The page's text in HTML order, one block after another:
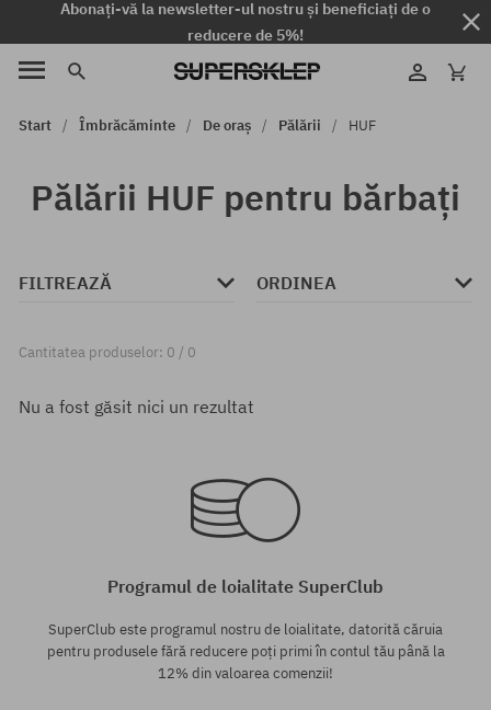
Abonați-vă la newsletter-ul nostru și beneficiați de o
reducere de 5%!
Start Îmbrăcăminte De oraș Pălării HUF
Pălării HUF pentru bărbați
FILTREAZĂ ORDINEA
Cantitatea produselor: 0 / 0
Nu a fost găsit nici un rezultat
Programul de loialitate SuperClub
SuperClub este programul nostru de loialitate, datorită căruia
pentru produsele fără reducere poți primi în contul tău până la
12% din valoarea comenzii!